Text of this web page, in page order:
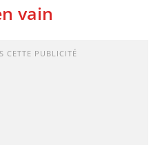
vain
CETTE PUBLICITÉ